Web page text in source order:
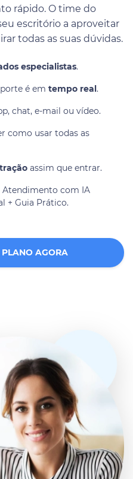
rápido. O time do
escritório a aproveitar
todas as suas dúvidas.
especialistas.
é em tempo real.
chat, e-mail ou vídeo.
como usar todas as
assim que entrar.
Atendimento com IA
+ Guia Prático.
PLANO AGORA